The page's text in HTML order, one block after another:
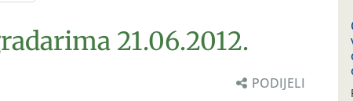
21.06.2012.
PODIJELI